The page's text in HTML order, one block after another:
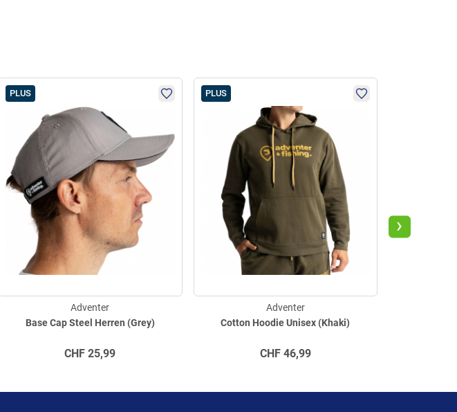
PLUS
Base Cap Steel Herren (Grey)
Adventer
CHF 25,99
PLUS
Cotton Hoodie Unisex (Khaki)
Adventer
CHF46,99
›